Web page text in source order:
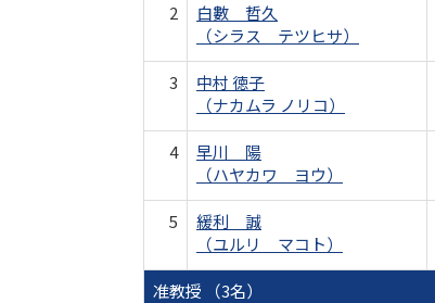
2
白數 哲久
（シラス テツヒサ）
3
中村 徳子
（ナカムラ ノリコ）
4
早川 陽
（ハヤカワ ヨウ）
5
緩利 誠
（ユルリ マコト）
准教授 （3名）